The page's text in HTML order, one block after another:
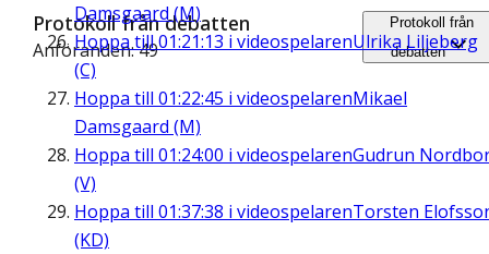
Damsgaard (M)
Hoppa till01:21:13 i videospelarenUlrika Liljeberg
(C)
Hoppa till 01:22:45 i videospelarenMikael
Damsgaard (M)
Hoppa till 01:24:00 i videospelarenGudrun
(V)
Hoppa till 01:37:38 i videospelarenTorsten
(KD)
Protokoll från debatten
Anföranden: 49
Protokoll från
debatten